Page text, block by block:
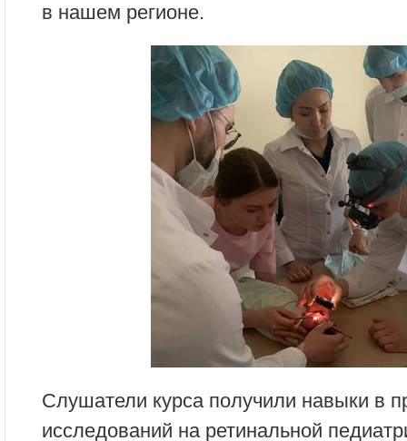
в нашем регионе.
Слушатели курса получили навыки в
исследований на ретинальной